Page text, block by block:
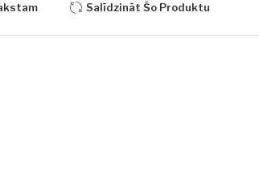
Salīdzināt Šo Produktu